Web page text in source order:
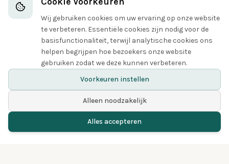
Aalscholver
5
Wij gebruiken cookies om uw ervaring op onze website
te verbeteren. Essentiële cookies zijn nodig voor de
basisfunctionaliteit, terwijl analytische cookies ons
helpen begrijpen hoe bezoekers onze website
gebruiken zodat we deze kunnen verbeteren.
Voorkeuren instellen
Alleen noodzakelijk
Alles accepteren